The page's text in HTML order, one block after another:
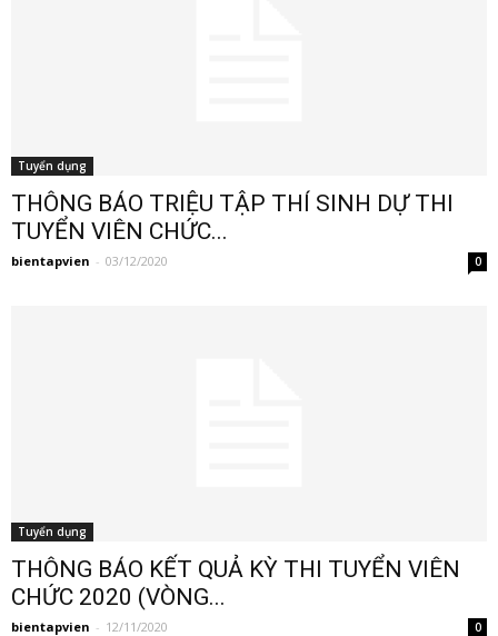
Tuyển dụng
THÔNG BÁO TRIỆU TẬP THÍ SINH DỰ THI
TUYỂN VIÊN CHỨC...
bientapvien - 03/12/2020 0
Tuyển dụng
THÔNG BÁO KẾT QUẢ KỲ THI TUYỂN VIÊN
CHỨC 2020 (VÒNG...
bientapvien - 12/11/2020 0